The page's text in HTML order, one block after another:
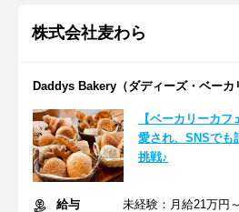
株式会社麦わら
Daddys Bakery（ダディーズ・ベーカ
【ベーカリーカ
愛され、SNSでも
挑戦♪
給与
未経験：月給21万円